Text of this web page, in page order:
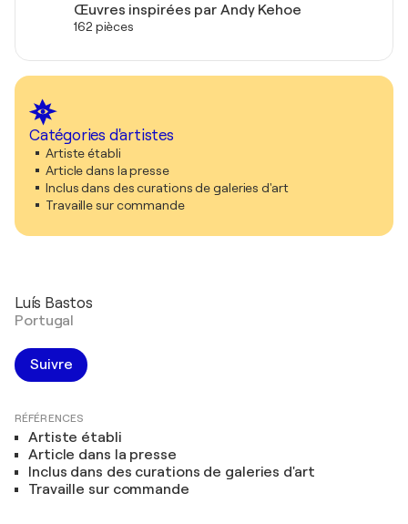
Œuvres inspirées par Andy Kehoe
162 pièces
Catégories d'artistes
Artiste établi
Article dans la presse
Inclus dans des curations de galeries d'art
Travaille sur commande
Luís Bastos
Portugal
Suivre
RÉFÉRENCES
Artiste établi
Article dans la presse
Inclus dans des curations de galeries d'art
Travaille sur commande